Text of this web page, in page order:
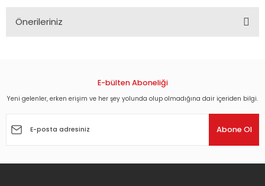
Önerileriniz
Görüş ve önerileriniz için teşekkür ederiz.
Ürün açıklamasında eksik bilgiler bulunuyor.
E-bülten Aboneliği
Yeni gelenler, erken erişim ve her şey yolunda olup olmadığına dair içeriden bilgi.
Abone Ol